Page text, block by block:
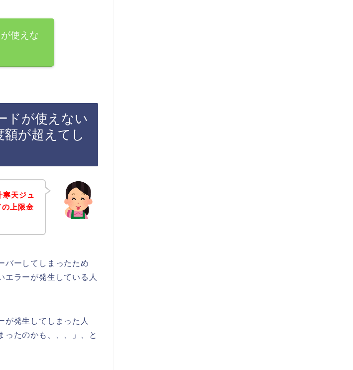
使えな
ドが使えない
が超えてし
寒天ジュ
上限金
バーしてしまったため
ラーが発生している人
発生してしまった人
たのかも、、、」、と